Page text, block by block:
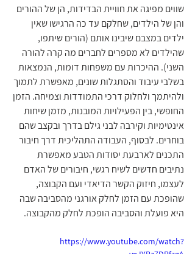
שווים מפיגה את חוויית הבדידות, הן של ההורים
והן של הילדים, שחלקם עד כה הרגישו שאין
ילדים במצבם שיבינו אותם (הורים שיתפו,
שהילדים לא מספרים לחברים מה קרה להורה
השני). ההיכרות עם משפחות דומות, הנמצאות
בשלבי עיבוד והסתגלות שונים, מאפשרת לתמוך
ולהיתמך ולחלוק דרכי התמודדות וצמיחה. הזמן
החופשי, בין הפעילויות המובנות, מזמן שיחות
אינטימיות וקירבה לבני גילם בדרך ובקצב שהם
בוחרים. לבסוף, העבודה התהליכית דרך חיבור
התכנים לארבעת יסודות הטבע מאפשרת
נתיבים חדשים לשיח רגשי, חיבורים של האדם
לעצמו, חיזוק הקשר הדיאדי ועם הקבוצה,
שהופכת עם הזמן לחלק אורגני מהסביבה שבה
היא פועלת והסביבה הופכת לחלק מהקבוצה.
https://www.youtube.com/watch?